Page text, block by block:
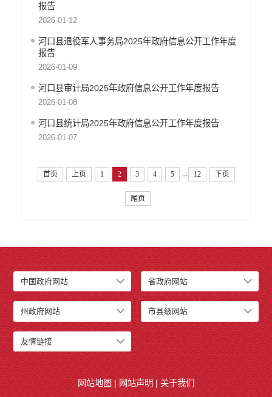
报告
2026-01-12
河口县退役军人事务局2025年政府信息公开工作年度
报告
2026-01-09
河口县审计局2025年政府信息公开工作年度报告
2026-01-08
河口县统计局2025年政府信息公开工作年度报告
2026-01-07
首页 上页 1 2 3 4 5 12 下页
尾页
中国政府网站 省政府网站
州政府网站 市县级网站
友情链接
网站地图 | 网站声明 | 关于我们